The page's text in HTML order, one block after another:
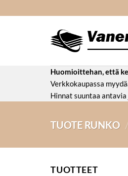
Huomioittehan, että
Verkkokaupassa
Hinnat suuntaa
TUOTE RUNKO /
TUOTTEET